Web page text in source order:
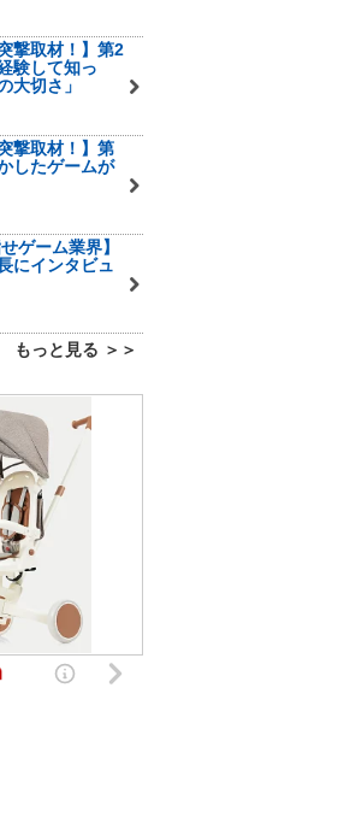
撃取材！】第2
験して知っ
大切さ」
撃取材！】第
したゲームが
ゲーム業界】
にインタビュ
もっと見る ＞＞